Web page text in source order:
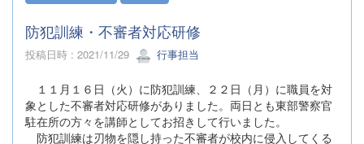
防犯訓練・不審者対応研修
投稿日時 : 2021/11/29 行事担当
１１月１６日（火）に防犯訓練、２２日（月）に職員を対
象とした不審者対応研修がありました。両日とも東部警察官
駐在所の方々を講師としてお招きして行いました。
防犯訓練は刃物を隠し持った不審者が校内に侵入してくる